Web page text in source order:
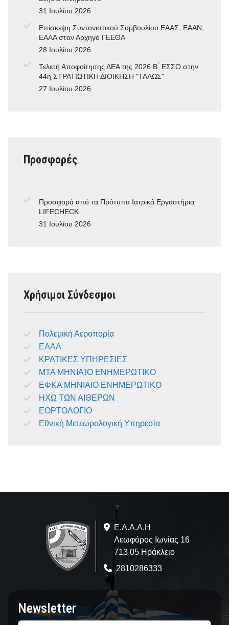
31 Ιουλίου 2026
Επίσκεψη Συντονιστικού Συμβουλίου ΕΑΑΣ, ΕΑΑΝ,
ΕΑΑΑ στον Αρχηγό ΓΕΕΘΑ
28 Ιουλίου 2026
Τελετή Αποφοίτησης ΔΕΑ της 2026 Β ́ ΕΣΣΟ στην
44η ΣΤΡΑΤΙΩΤΙΚΗ ΔΙΟΙΚΗΣΗ "ΤΑΛΩΣ"
27 Ιουλίου 2026
Προσφορές
Προσφορά από τα Πρότυπα Ιατρικά Εργαστήρια
LIFECHECK
31 Ιουλίου 2026
Χρήσιμοι Σύνδεσμοι
Πολεμική Αεροπορία
ΕΑΑΑ
ΚΡΑΤΙΚΕΣ ΥΠΗΡΕΣΙΕΣ
ΜΤΑ ΜΗΝΙΑΊΟ ΕΝΗΜΕΡΩΤΙΚΟ
ΕΦΚΑ ΜΗΝΙΑΙΟ ΕΝΗΜΕΡΩΤΙΚΟ
ΗΧΩ ΤΩΝ ΑΙΘΕΡΩΝ
ΕΟΡΤΟΛΟΓΙΟ
Εθνική Μετεωρολογική Υπηρεσία
Ε.A.Α.Α.Η
Λεωφόρος Ιωνίας 16
713 05 Ηράκλειο
2810286333
Newsletter